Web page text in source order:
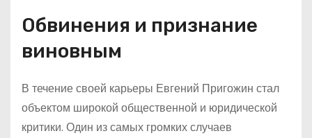
Обвинения и признание
виновным
В течение своей карьеры Евгений Пригожин стал
объектом широкой общественной и юридической
критики. Один из самых громких случаев